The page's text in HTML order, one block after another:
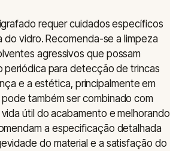
requer cuidados específicos
vidro. Recomenda-se a limpeza
agressivos que possam
periódica para detecção de trincas
e a estética, principalmente em
também ser combinado com
útil do acabamento e melhorando
a especificação detalhada
do material e a satisfação do